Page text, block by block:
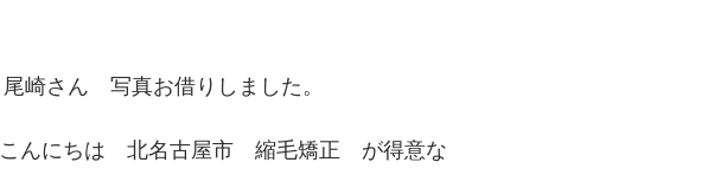
尾崎さん　写真お借りしました。
こんにちは　北名古屋市　縮毛矯正　が得意な